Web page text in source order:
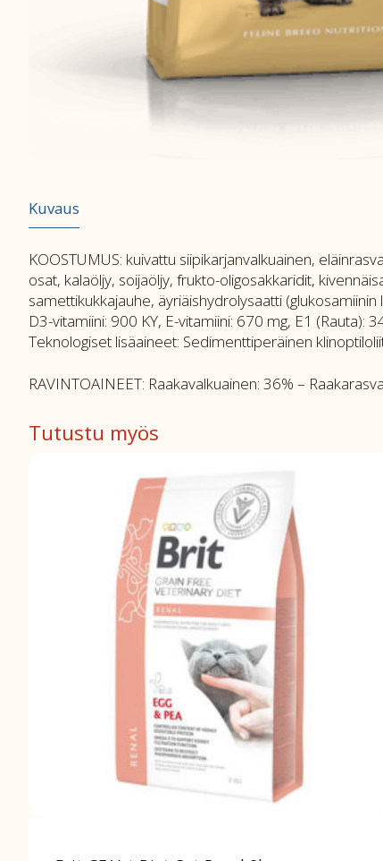
Kuvaus
KOOSTUMUS: kuivattu siipikarjanvalkuainen,
osat, kalaöljy, soijaöljy, frukto-oligosakkaridit,
samettikukkajauhe, äyriäishydrolysaatti
D3-vitamiini: 900 KY, E-vitamiini: 670 mg, E1 (Rauta):
Teknologiset lisäaineet: Sedimenttiperäinen
RAVINTOAINEET: Raakavalkuainen: 36% –
Tutustu myös